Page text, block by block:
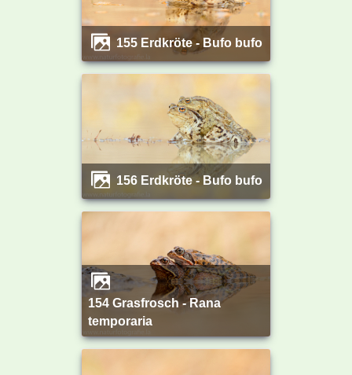
155 Erdkröte - Bufo bufo
156 Erdkröte - Bufo bufo
154 Grasfrosch - Rana
temporaria